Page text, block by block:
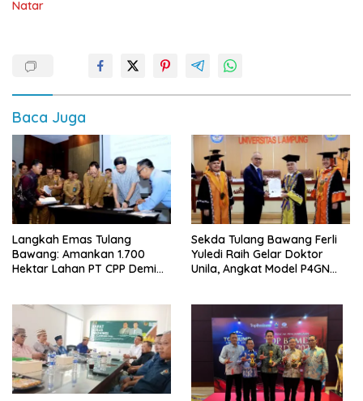
Natar
Baca Juga
Langkah Emas Tulang
Bawang: Amankan 1.700
Hektar Lahan PT CPP Demi
Sekda Tulang Bawang Ferli
Yuledi Raih Gelar Doktor
Unila, Angkat Model P4GN